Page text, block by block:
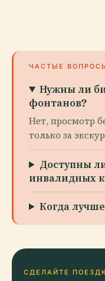
ЧАСТЫЕ
Нужны ли
фонтанов?
Нет, просмотр
только за
Доступны
инвалидных
Когда
СДЕЛАЙТЕ